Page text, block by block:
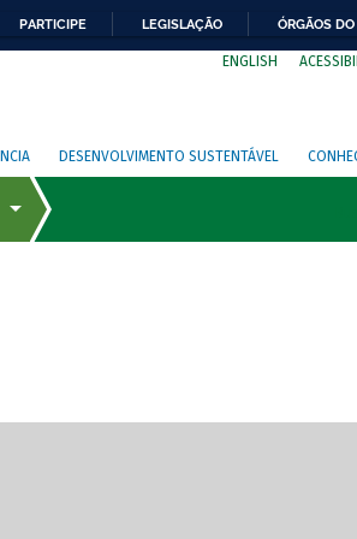
PARTICIPE LEGISLAÇÃO ÓRGÃOS
ENGLISH
DESENVOLVIMENTO SUSTENTÁVEL
de tela